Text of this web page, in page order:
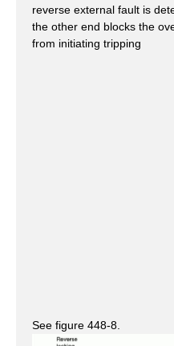
reverse external fault is
the other end blocks the
from initiating tripping
See figure 448-8.